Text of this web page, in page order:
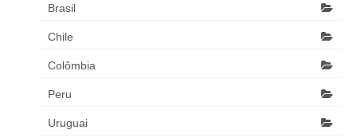
Brasil
Chile
Colômbia
Peru
Uruguai